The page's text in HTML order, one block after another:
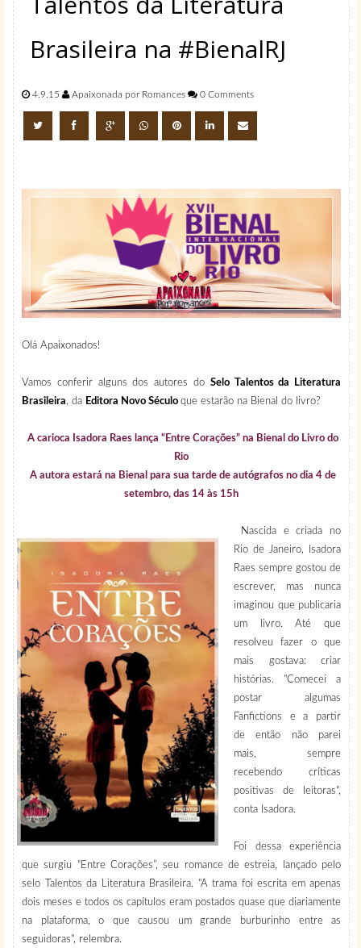
Brasileira na #BienalRJ
4.9.15 Apaixonada por Romances 0 Comments
Olá Apaixonados!
Vamos conferir alguns dos autores do Selo Talentos da Literatura
Brasileira, da Editora Novo Século que estarão na Bienal do livro?
A carioca Isadora Raes lança “Entre Corações” na Bienal do Livro do
Rio
A autora estará na Bienal para sua tarde de autógrafos no dia 4 de
setembro, das 14 às 15h
Nascida e criada no
Rio de Janeiro, Isadora
Raes sempre gostou de
escrever, mas nunca
imaginou que publicaria
um livro. Até que
resolveu fazer o que
mais gostava: criar
histórias. "Comecei a
postar algumas
Fanfictions e a partir
de então não parei
mais, sempre
recebendo críticas
positivas de leitoras",
conta Isadora.
Foi dessa experiência
que surgiu “Entre Corações”, seu romance de estreia, lançado pelo
selo Talentos da Literatura Brasileira. "A trama foi escrita em apenas
dois meses e todos os capítulos eram postados quase que diariamente
na plataforma, o que causou um grande burburinho entre as
seguidoras", relembra.